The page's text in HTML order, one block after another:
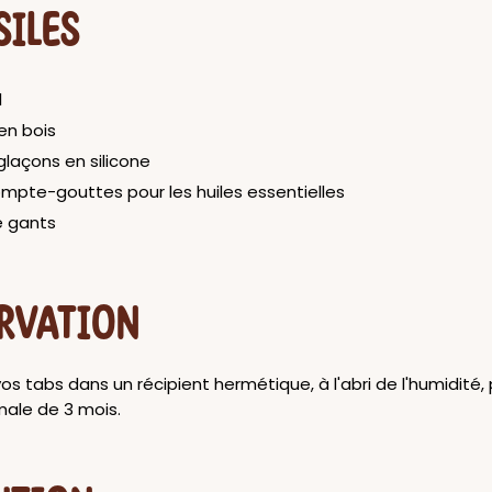
bois
en silicone
gouttes pour les huiles essentielles
gants
tabs dans un récipient hermétique, à l'abri de l'humidité,
de 3 mois.